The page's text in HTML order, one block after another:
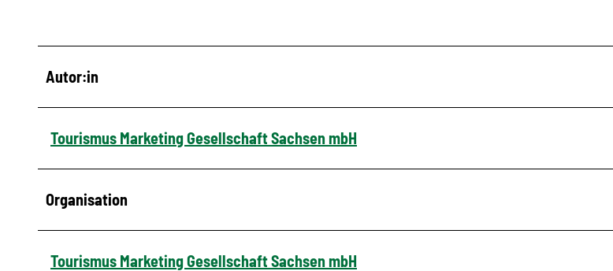
Autor:in
Tourismus Marketing Gesellschaft Sachsen mbH
Organisation
Tourismus Marketing Gesellschaft Sachsen mbH